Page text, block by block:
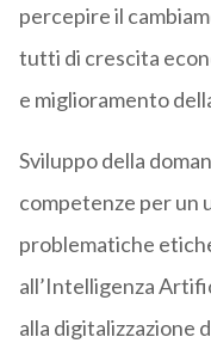
percepire il
tutti di crescita
e miglioramento
Sviluppo della
competenze per un
problematiche
all’Intelligenza
alla digitalizzazione